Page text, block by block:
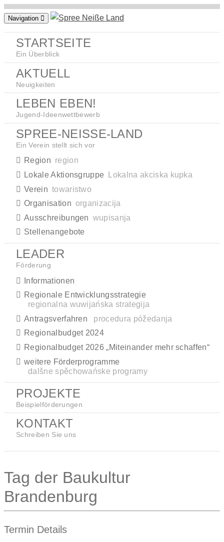
Zum
springen
Navigation
STARTSEITE
Ein Überblick
AKTUELL
Neuigkeiten
LEBEN EBEN!
Jugend-Ideenwettbewerb
SPREE-NEISSE-LAND
Ein Verein stellt sich vor
Region region
Lokale Aktionsgruppe
Lokalna akciska kupka
Verein towaristwo
Organisation organizacija
Ausschreibungen wupisanja
Stellenangebote
LEADER
Förderung
Informationen
Regionale Entwicklungsstrategie
regionalna wuwijańska strategija
Antragsverfahren
procedura póžedanja
Regionalbudget 2024
Regionalbudget 2026 „Miteinander mehr schaffen“
weitere Förderprogramme
dalšne spěchowańske programy
PROJEKTE
Beispielförderungen
KONTAKT
Schreiben Sie uns
Tag der Baukultur
Brandenburg
Termin Details